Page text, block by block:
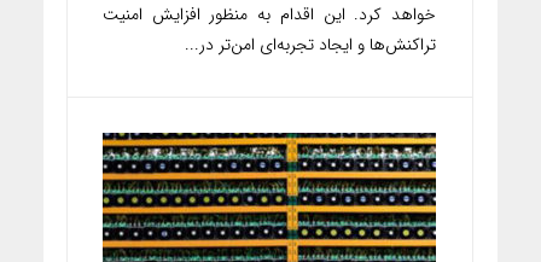
خواهد کرد. این اقدام به منظور افزایش امنیت
تراکنش‌ها و ایجاد تجربه‌ای امن‌تر در...